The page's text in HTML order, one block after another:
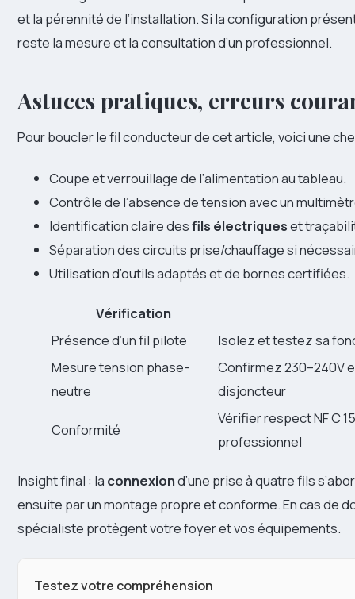
et la pérennité de l’installation. Si la configuration
reste la mesure et la consultation d’un professionnel.
Astuces pratiques, erreurs
Pour boucler le fil conducteur de cet article, voici une
Coupe et verrouillage de l’alimentation au tableau.
Contrôle de l’absence de tension avec un
Identification claire desfils électriqueset
Séparation des circuits prise/chauffage si
Utilisation d’outils adaptés et de bornes certifiées.
Vérification
Présence d’un fil pilote
Isolez et testez sa
Mesure tension phase-
neutre
Confirmez 230–240V
disjoncteur
Conformité
Vérifier respect NF C
professionnel
Insight final : la connexiond’une prise à quatre fils
ensuite par un montage propre et conforme. En cas de
spécialiste protègent votre foyer et vos équipements.
Testez votre compréhension